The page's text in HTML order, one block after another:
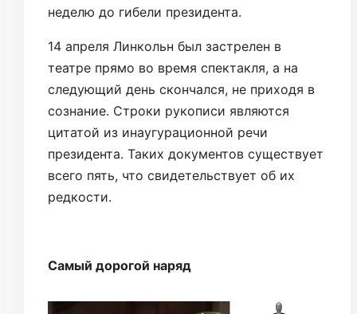
неделю до гибели президента.
14 апреля Линкольн был застрелен в
театре прямо во время спектакля, а на
следующий день скончался, не приходя в
сознание. Строки рукописи являются
цитатой из инаугурационной речи
президента. Таких документов существует
всего пять, что свидетельствует об их
редкости.
Самый дорогой наряд